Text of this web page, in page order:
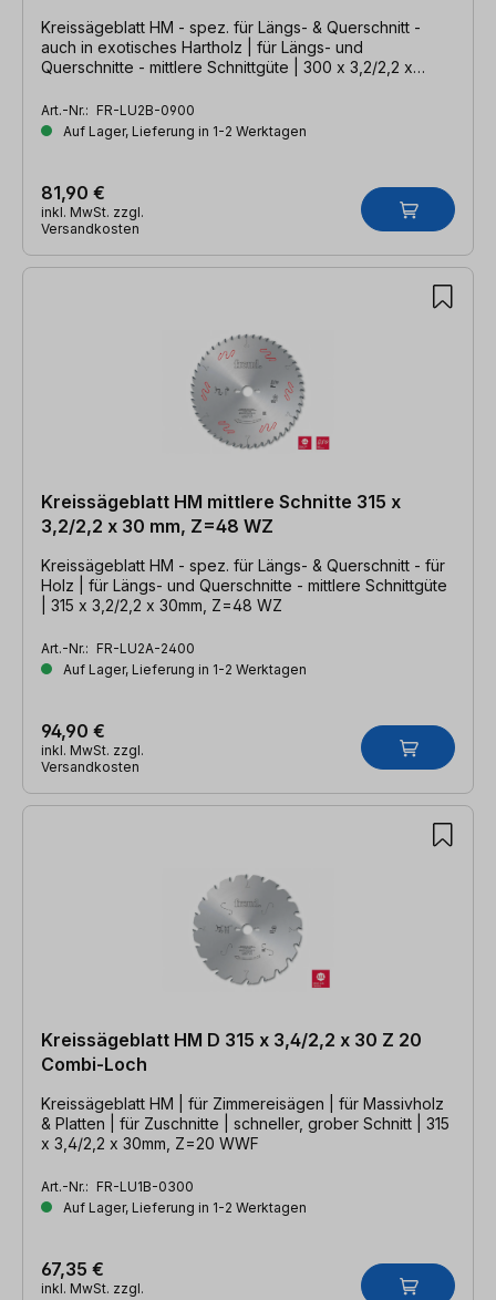
Kreissägeblatt HM - spez. für Längs- & Querschnitt -
auch in exotisches Hartholz | für Längs- und
Querschnitte - mittlere Schnittgüte | 300 x 3,2/2,2 x
Art.-Nr.: FR-LU2B-0900
Auf Lager, Lieferung in 1-2 Werktagen
81,90 €
inkl. MwSt. zzgl.
Versandkosten
Kreissägeblatt HM mittlere Schnitte 315 x
3,2/2,2 x 30 mm, Z=48 WZ
Kreissägeblatt HM - spez. für Längs- & Querschnitt - für
Holz | für Längs- und Querschnitte - mittlere Schnittgüte
| 315 x 3,2/2,2 x 30mm, Z=48 WZ
Art.-Nr.: FR-LU2A-2400
Auf Lager, Lieferung in 1-2 Werktagen
94,90 €
inkl. MwSt. zzgl.
Versandkosten
Kreissägeblatt HM D 315 x 3,4/2,2 x 30 Z 20
Combi-Loch
Kreissägeblatt HM | für Zimmereisägen | für Massivholz
& Platten | für Zuschnitte | schneller, grober Schnitt | 315
x 3,4/2,2 x 30mm, Z=20 WWF
Art.-Nr.: FR-LU1B-0300
Auf Lager, Lieferung in 1-2 Werktagen
67,35 €
inkl. MwSt. zzgl.